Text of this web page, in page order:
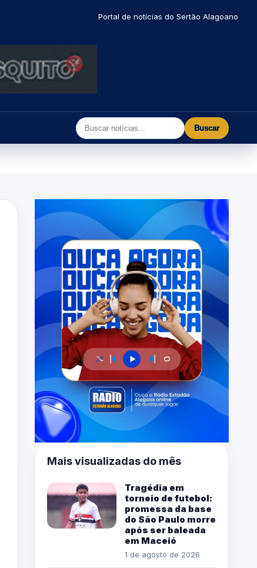
Portal de notícias do Sertão Alagoano
Buscar
Mais visualizadas do mês
Tragédia em
torneio de futebol:
promessa da base
do São Paulo morre
após ser baleada
em Maceió
1 de agosto de 2026